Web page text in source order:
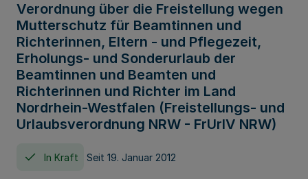
Verordnung über die Freistellung wegen
Mutterschutz für Beamtinnen und
Richterinnen, Eltern - und Pflegezeit,
Erholungs- und Sonderurlaub der
Beamtinnen und Beamten und
Richterinnen und Richter im Land
Nordrhein-Westfalen (Freistellungs- und
Urlaubsverordnung NRW - FrUrlV NRW)
In Kraft Seit 19. Januar 2012